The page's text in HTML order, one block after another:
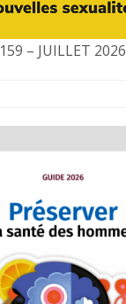
159 – JUILLET 2026